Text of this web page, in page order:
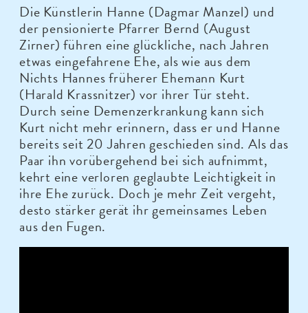
Die Künstlerin Hanne (Dagmar Manzel) und
der pensionierte Pfarrer Bernd (August
Zirner) führen eine glückliche, nach Jahren
etwas eingefahrene Ehe, als wie aus dem
Nichts Hannes früherer Ehemann Kurt
(Harald Krassnitzer) vor ihrer Tür steht.
Durch seine Demenzerkrankung kann sich
Kurt nicht mehr erinnern, dass er und Hanne
bereits seit 20 Jahren geschieden sind. Als das
Paar ihn vorübergehend bei sich aufnimmt,
kehrt eine verloren geglaubte Leichtigkeit in
ihre Ehe zurück. Doch je mehr Zeit vergeht,
desto stärker gerät ihr gemeinsames Leben
aus den Fugen.